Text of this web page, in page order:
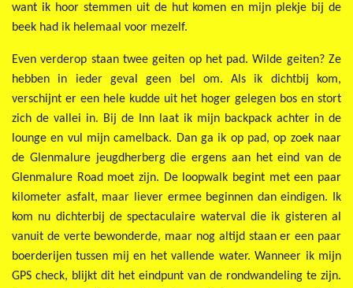
want ik hoor stemmen uit de hut komen en mijn plekje bij de
beek had ik helemaal voor mezelf.
Even verderop staan twee geiten op het pad. Wilde geiten? Ze
hebben in ieder geval geen bel om. Als ik dichtbij kom,
verschijnt er een hele kudde uit het hoger gelegen bos en stort
zich de vallei in. Bij de Inn laat ik mijn backpack achter in de
lounge en vul mijn camelback. Dan ga ik op pad, op zoek naar
de Glenmalure jeugdherberg die ergens aan het eind van de
Glenmalure Road moet zijn. De loopwalk begint met een paar
kilometer asfalt, maar liever ermee beginnen dan eindigen. Ik
kom nu dichterbij de spectaculaire waterval die ik gisteren al
vanuit de verte bewonderde, maar nog altijd staan er een paar
boerderijen tussen mij en het vallende water. Wanneer ik mijn
GPS check, blijkt dit het eindpunt van de rondwandeling te zijn.